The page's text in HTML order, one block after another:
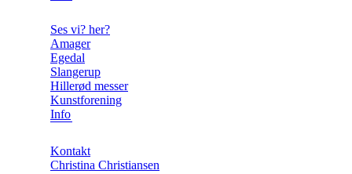
Ses vi? her?
Amager
Egedal
Slangerup
Hillerød messer
Kunstforening
Info
Kontakt
Christina Christiansen